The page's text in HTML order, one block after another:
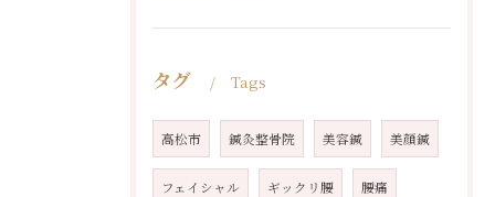
タグ Tags
高松市 鍼灸整骨院 美容鍼 美顔鍼
フェイシャル ギックリ腰 腰痛